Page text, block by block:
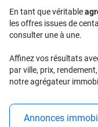
En tant que véritable
les offres issues de
consulter une à une.
Affinez vos résultats
par ville, prix,
notre agrégateur
Annonces